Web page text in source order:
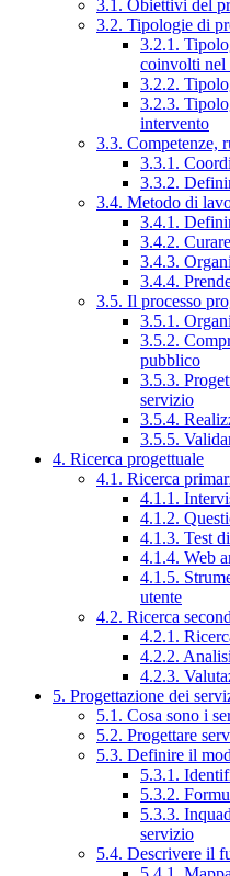
3.1. Obiettivi del
3.2. Tipologie di
3.2.1.
coinvolti nel
3.2.2.
3.2.3.
intervento
3.3. Competenze,
3.3.1.
3.3.2.
3.4. Metodo di
3.4.1.
3.4.2.
3.4.3.
3.4.4.
3.5. Il processo
3.5.1.
3.5.2.
pubblico
3.5.3.
servizio
3.5.4.
3.5.5.
4. Ricerca progettuale
4.1. Ricerca
4.1.1.
4.1.2.
4.1.3. Test
4.1.4. Web
4.1.5.
utente
4.2. Ricerca
4.2.1.
4.2.2.
4.2.3.
5. Progettazione dei
5.1. Cosa sono i
5.2. Progettare
5.3. Definire il
5.3.1.
5.3.2.
5.3.3.
servizio
5.4. Descrivere il